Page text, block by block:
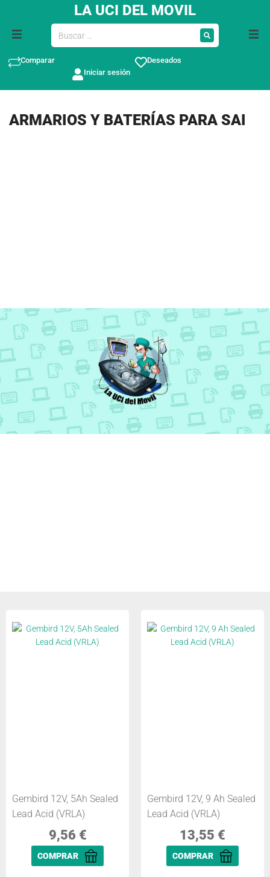
LA UCI DEL MOVIL
Comparar
Deseados
Iniciar sesión
ARMARIOS Y BATERÍAS PARA SAI
Gembird 12V, 5Ah Sealed
Lead Acid (VRLA)
9,56 €
COMPRAR
Gembird 12V, 9 Ah Sealed
Lead Acid (VRLA)
13,55 €
COMPRAR